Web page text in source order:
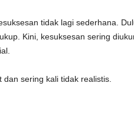
tidak lagi sederhana.
Kini, kesuksesan sering
sering kali tidak realistis.